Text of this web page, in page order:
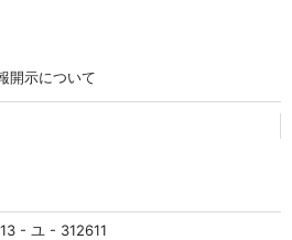
開示について
- ユ - 312611